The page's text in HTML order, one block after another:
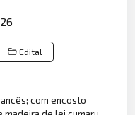
Edital
com encosto